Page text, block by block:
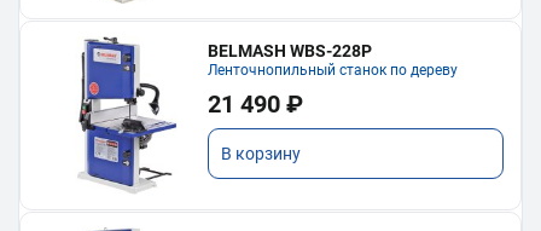
BELMASH WBS-228P
Ленточнопильный станок по дереву
21 490 ₽
В корзину